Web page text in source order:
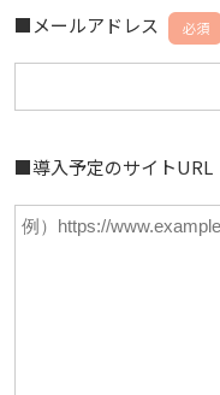
■メールアドレス 必須
■導入予定のサイトURL